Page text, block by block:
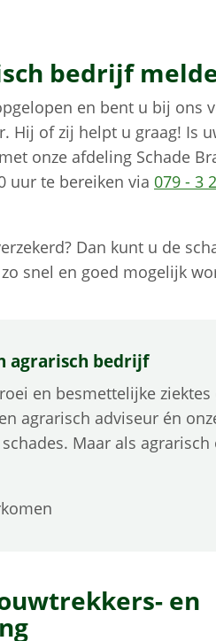
bedrijf
en bent u bij ons
Hij of zij helpt u graag! Is
onze afdeling Schade
uur te bereiken via 079 - 3
Dan kunt u de
snel en goed mogelijk
agrarisch bedrijf
en besmettelijke
agrarisch adviseur én
Maar als
en